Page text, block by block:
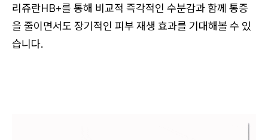
리쥬란HB+를 통해 비교적 즉각적인 수분감과 함께 통증
을 줄이면서도 장기적인 피부 재생 효과를 기대해볼 수 있
습니다.